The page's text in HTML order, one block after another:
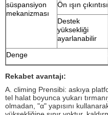
süspansiyon
mekanizması
Ön ışın çıkıntısı
Destek
yüksekliği
ayarlanabilir
Denge
Rekabet avantajı:
A. climing Prensibi: askıya
tel halat boyunca yukarı
olmadan, "α" yapısını